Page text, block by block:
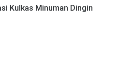
Kulkas Minuman Dingin